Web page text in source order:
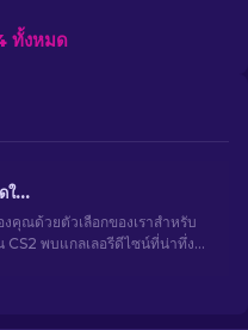
ทั้งหมด
สกิน M4A1-S ที่ดีที่สุดใน CS2 [2026]
งคุณด้วยตัวเลือกของเราสำหรับ
CS2 พบแกลเลอรีดีไซน์ที่น่าทึ่ง